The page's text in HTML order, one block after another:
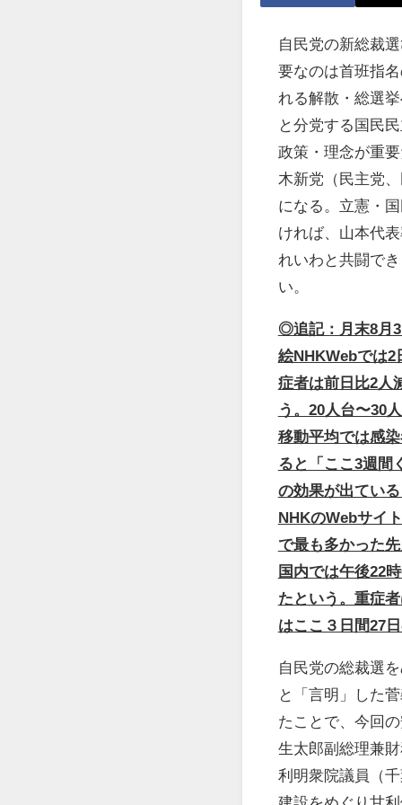
自民党の新総裁
要なのは首班指
れる解散・総選
と分党する国民
政策・理念が重
木新党（民主党
になる。立憲・
ければ、山本代
れいわと共闘で
い。
◎追記：月末8月
絵NHKWebでは2
症者は前日比2人
う。20人台〜30
移動平均では感
ると「ここ3週間
の効果が出てい
NHKのWebサイ
で最も多かった
国内では午後22
たという。重症
はここ３日間27
自民党の総裁選
と「言明」した
たことで、今回
生太郎副総理兼
利明衆院議員（
建設をめぐり甘